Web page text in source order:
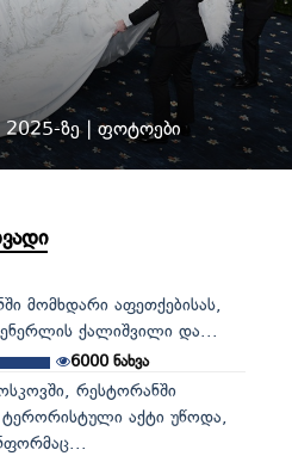
2025-ზე | ფოტოები
მომხდარი აფეთქებისას,
ქალიშვილი და...
6000ნახვა
რესტორანში
აქტი უწოდა,